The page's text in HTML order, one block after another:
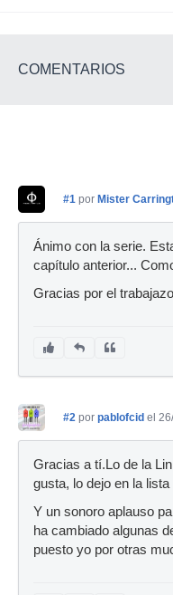
COMENTARIOS
#1 por Mister
Ánimo con la serie.
capítulo anterior...
Gracias por el
#2 por pablofcid el
Gracias a tí.Lo de la
gusta, lo dejo en la
Y un sonoro aplauso
ha cambiado algunas
puesto yo por otras